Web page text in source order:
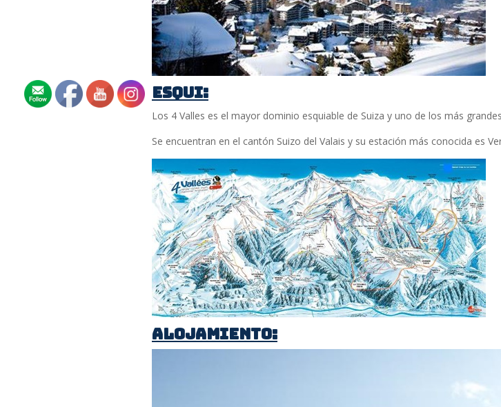
ESQUI:
Los 4 Valles es el mayor dominio esquiable de Suiza y uno de los más
Se encuentran en el cantón Suizo del Valais y su estación más conocida es
ALOJAMIENTO: